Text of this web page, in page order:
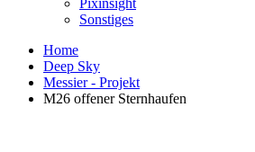
Pixinsight
Sonstiges
Home
Deep Sky
Messier - Projekt
M26 offener Sternhaufen